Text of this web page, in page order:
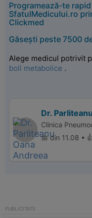
Programează-te
SfatulMedicului.ro
Clickmed
Găsești peste 7500
Alege medicul potrivit
boli metabolice .
Dr.
Clinica
📅 din 11.08 •